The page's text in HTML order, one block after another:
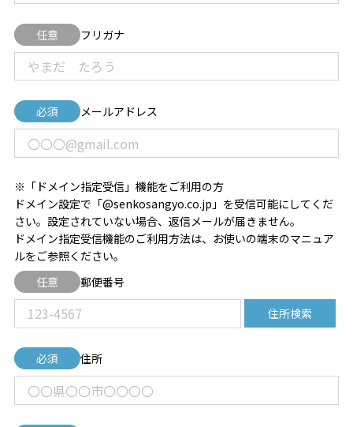
フリガナ
任意
メールアドレス
必須
※「ドメイン指定受信」機能をご利用の方
ドメイン設定で「@senkosangyo.co.jp」を受信可能にしてくだ
さい。設定されていない場合、返信メールが届きません。
ドメイン指定受信機能のご利用方法は、お使いの端末のマニュア
ルをご参照ください。
郵便番号
任意
住所検索
住所
必須